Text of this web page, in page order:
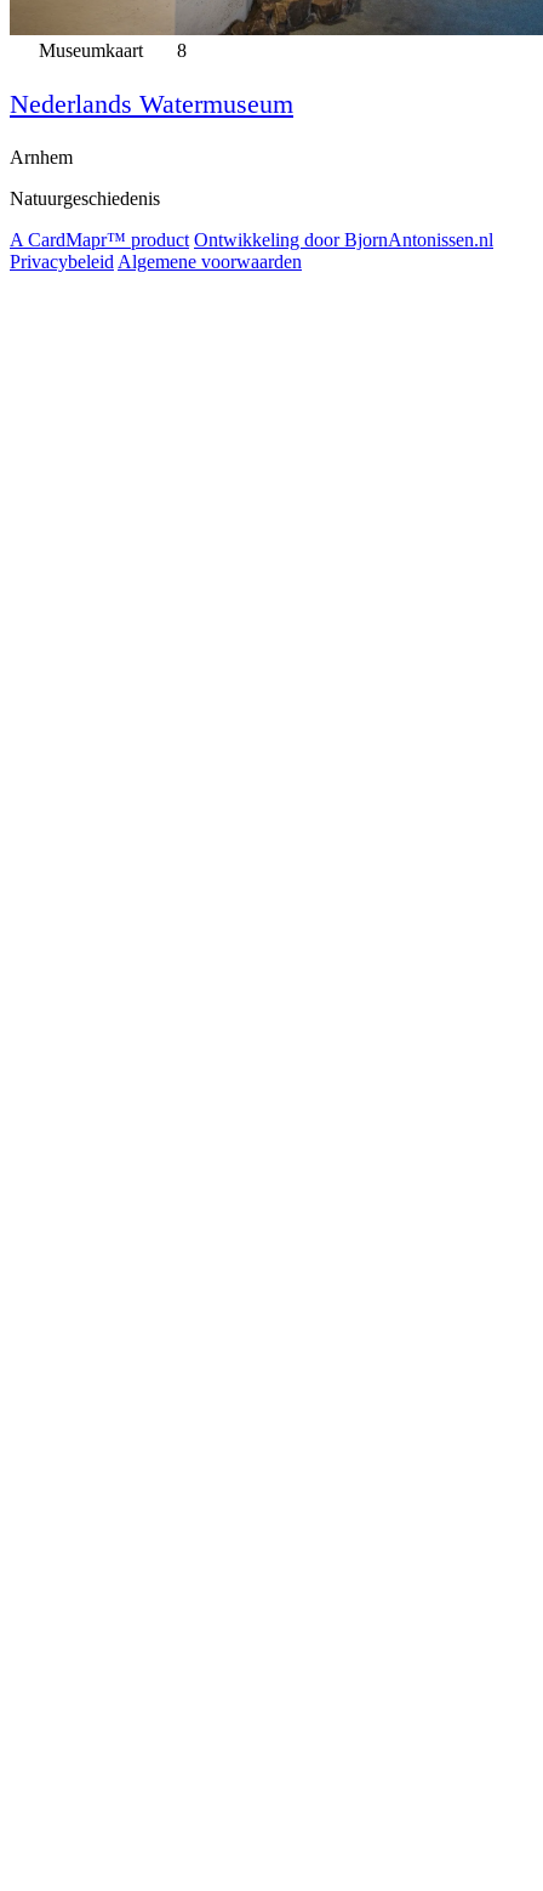
Museumkaart 8
Nederlands Watermuseum
Arnhem
Natuurgeschiedenis
A CardMapr™ product Ontwikkeling door BjornAntonissen.nl
Privacybeleid Algemene voorwaarden